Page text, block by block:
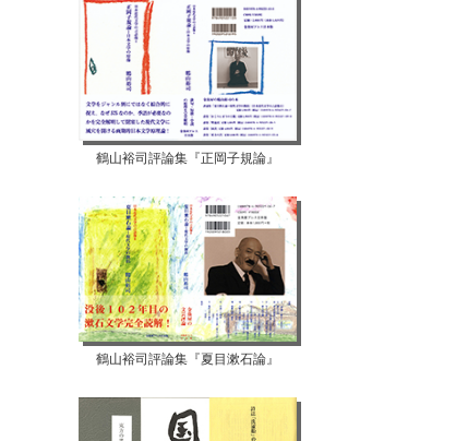
鶴山裕司評論集『正岡子規論』
鶴山裕司評論集『夏目漱石論』